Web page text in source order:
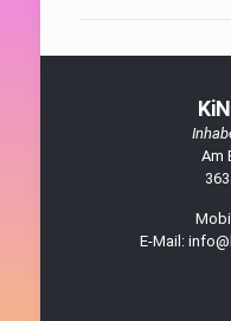
Am
E-Mail: